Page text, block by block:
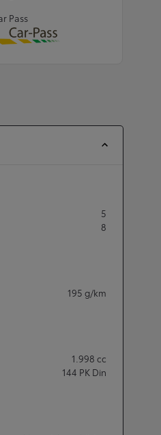
Pass
Download
5
8
195 g/km
1.998 cc
144 PK Din